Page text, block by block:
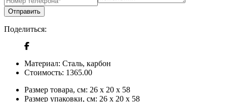
Отправить
Поделиться:
Материал: Сталь, карбон
Стоимость: 1365.00
Размер товара, см: 26 x 20 x 58
Размер упаковки, см: 26 x 20 x 58